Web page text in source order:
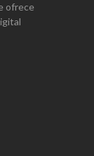
ofrece